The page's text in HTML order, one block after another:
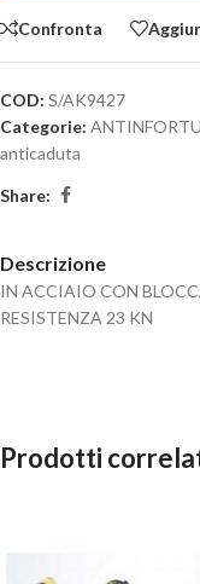
Confronta
COD: S/AK9427
Categorie:
anticaduta
Share:
Descrizione
IN ACCIAIO CON
RESISTENZA 23 KN
Prodotti